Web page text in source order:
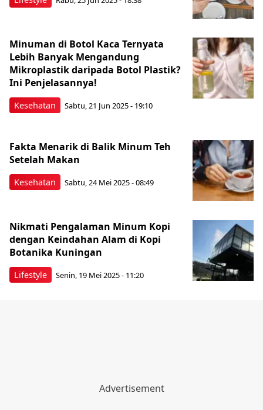
Kesehatan
Minuman di Botol Kaca Ternyata
Lebih Banyak Mengandung
Mikroplastik daripada Botol Plastik?
Ini Penjelasannya!
Sabtu, 21 Jun 2025 - 19:10
Kesehatan
Fakta Menarik di Balik Minum Teh
Setelah Makan
Sabtu, 24 Mei 2025 - 08:49
Lifestyle
Nikmati Pengalaman Minum Kopi
dengan Keindahan Alam di Kopi
Botanika Kuningan
Senin, 19 Mei 2025 - 11:20